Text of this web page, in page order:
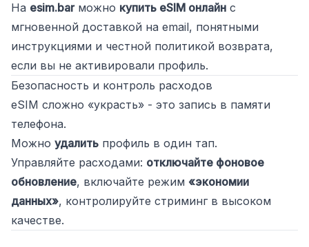
На esim.barможно купить eSIM онлайн с
мгновенной доставкой на email, понятными
инструкциями и честной политикой возврата,
если вы не активировали профиль.
Безопасность и контроль расходов
eSIM сложно «украсть» - это запись в памяти
телефона.
Можно удалить профиль в один тап.
Управляйте расходами: отключайте фоновое
обновление, включайте режим «экономии
данных», контролируйте стриминг в высоком
качестве.